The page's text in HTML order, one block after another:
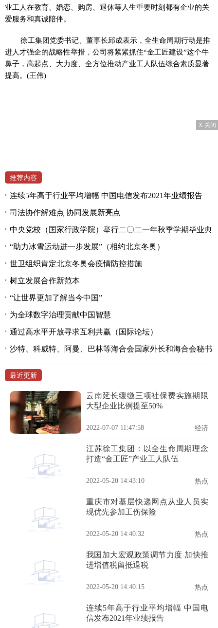
业工人在教育、婚恋、购房、退休等人生重要时刻都有企业的关
爱服务和真诚陪伴。
徐工集团党委书记、董事长邱成表示，全生命周期行动是推
进人才强企的战略性举措，公司将紧紧抓住“金工匠建设”这个牛
鼻子，高起点、大力度、全方位推动产业工人队伍综合素质显著
提高。(王伟)
X 关闭
推荐内容
连续5年高于行业平均增幅 中国电信发布2021年业绩报告
司法协作解难点 协同发展新亮点
中央党校（国家行政学院）举行二〇二一年秋季学期毕业典
“助力冰雪运动进一步发展”（相约北京冬奥）
世卫组织肯定北京冬奥会疫情防控措施
树立发展合作新范本
“让世界更加了解当今中国”
为全球数字治理贡献中国智慧
通过高水平开放寻求互利共赢（国际论坛）
沙特、科威特、阿曼、巴林等海合会国家外长和海合会秘书
最近更新
云南延长缓缴三项社保费实施期限
大型企业比例提至50%
2022-07-07 11:47:58 经济
江苏徐工集团：以全生命周期理念
打造“金工匠”产业工人队伍
2022-05-20 14:43:10 热点
重庆市对基层快递网点从业人员实
现优先参加工伤保险
2022-05-20 14:40:32 热点
我国加大宏观政策调节力度 加快推
进增值税留抵退税
2022-05-20 14:40:15 热点
连续5年高于行业平均增幅 中国电
信发布2021年业绩报告